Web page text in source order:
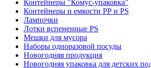
Контейнеры "Комус-упаковка"
Контейнеры и емкости РР и PS
Лампочки
Лотки вспененные PS
Мешки для мусора
Наборы одноразовой посуды
Новогодняя продукция
Новогодняя упаковка для детских